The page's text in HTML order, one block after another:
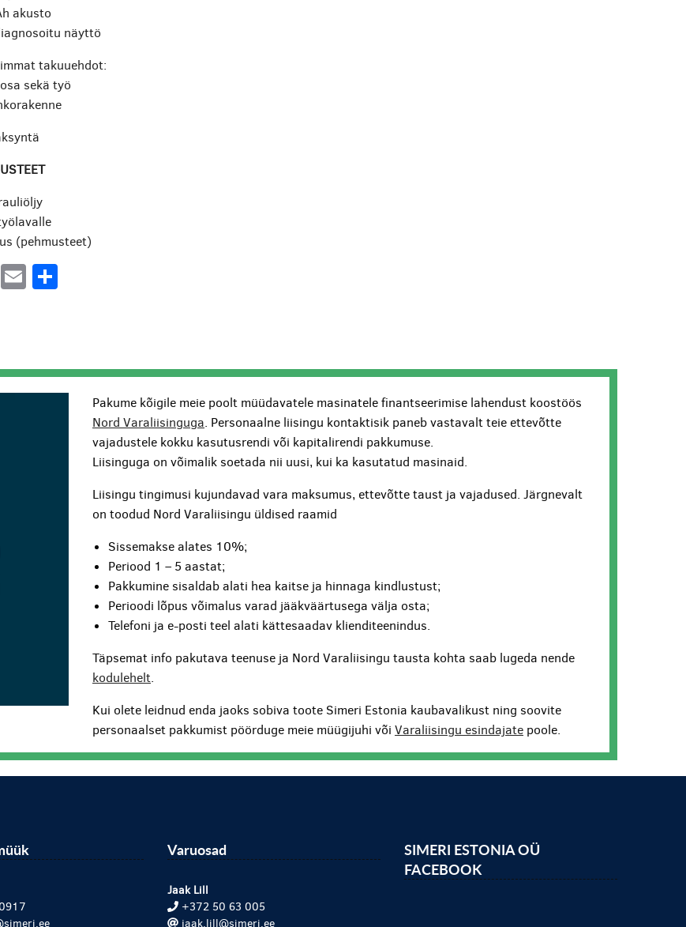
akusto
näyttö
takuuehdot:
sekä työ
(pehmusteet)
Twitter
Email
Pakume kõigile meie poolt müüdavatele masinatele finantseerimise lahendust koostöös
Nord Varaliisinguga. Personaalne liisingu kontaktisik paneb vastavalt teie ettevõtte
vajadustele kokku kasutusrendi või kapitalirendi pakkumuse.
Liisinguga on võimalik soetada nii uusi, kui ka kasutatud masinaid.
Liisingu tingimusi kujundavad vara maksumus, ettevõtte taust ja vajadused. Järgnevalt
on toodud Nord Varaliisingu üldised raamid
Sissemakse alates 10%;
Periood 1 – 5 aastat;
Pakkumine sisaldab alati hea kaitse ja hinnaga kindlustust;
Perioodi lõpus võimalus varad jääkväärtusega välja osta;
Telefoni ja e-posti teel alati kättesaadav klienditeenindus.
Täpsemat info pakutava teenuse ja Nord Varaliisingu tausta kohta saab lugeda nende
kodulehelt.
Kui olete leidnud enda jaoks sobiva toote Simeri Estonia kaubavalikust ning soovite
personaalset pakkumist pöörduge meie müügijuhi võiVaraliisingu esindajate poole.
Varuosad
Jaak Lill
+372 50 63 005
jaak.lill@simeri.ee
SIMERI ESTONIA OÜ
FACEBOOK